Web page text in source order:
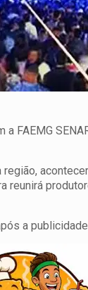
FAEMG
reunirá
a publicidade